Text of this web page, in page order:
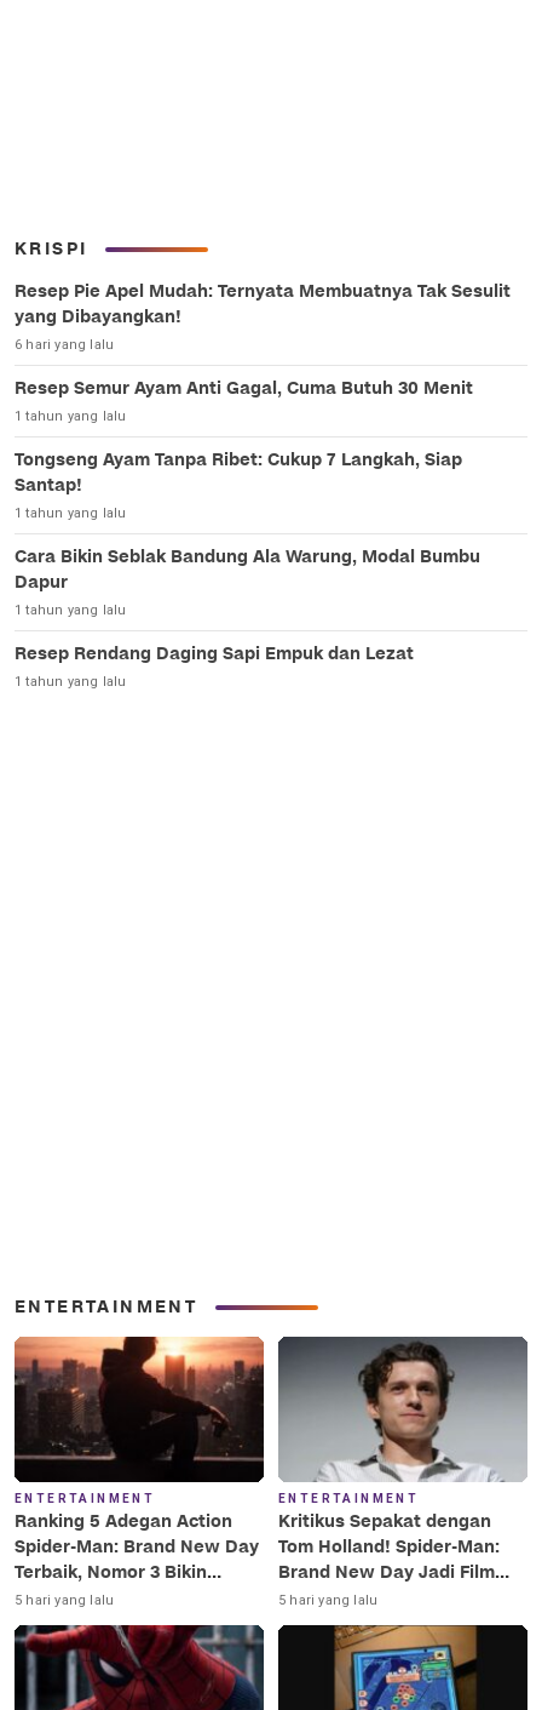
KRISPI
Resep Pie Apel Mudah: Ternyata Membuatnya Tak Sesulit
yang Dibayangkan!
6 hari yang lalu
Resep Semur Ayam Anti Gagal, Cuma Butuh 30 Menit
1 tahun yang lalu
Tongseng Ayam Tanpa Ribet: Cukup 7 Langkah, Siap
Santap!
1 tahun yang lalu
Cara Bikin Seblak Bandung Ala Warung, Modal Bumbu
Dapur
1 tahun yang lalu
Resep Rendang Daging Sapi Empuk dan Lezat
1 tahun yang lalu
ENTERTAINMENT
ENTERTAINMENT
Ranking 5 Adegan Action
Spider-Man: Brand New Day
Terbaik, Nomor 3 Bikin
Terkesima!
5 hari yang lalu
ENTERTAINMENT
Kritikus Sepakat dengan
Tom Holland! Spider-Man:
Brand New Day Jadi Film
Terbaik Era MCU
5 hari yang lalu